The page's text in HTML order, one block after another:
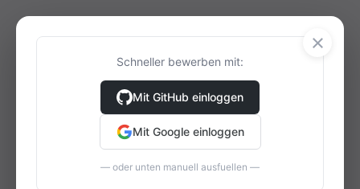
×
Schneller bewerben mit:
Mit GitHub einloggen
Mit Google einloggen
— oder unten manuell ausfuellen —